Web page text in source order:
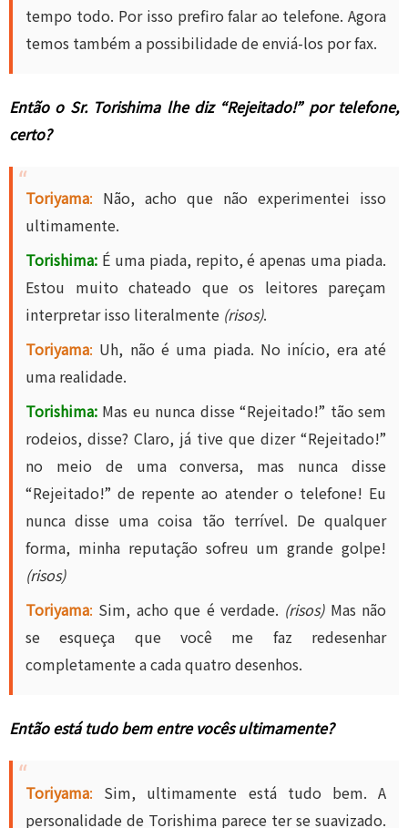
tempo todo. Por isso prefiro falar ao telefone. Agora
temos também a possibilidade de enviá-los por fax.
Então o Sr. Torishima lhe diz “Rejeitado!” por telefone,
certo?
Toriyama: Não, acho que não experimentei isso
ultimamente.
Torishima: É uma piada, repito, é apenas uma piada.
Estou muito chateado que os leitores pareçam
interpretar isso literalmente (risos).
Toriyama: Uh, não é uma piada. No início, era até
uma realidade.
Torishima: Mas eu nunca disse “Rejeitado!” tão sem
rodeios, disse? Claro, já tive que dizer “Rejeitado!”
no meio de uma conversa, mas nunca disse
“Rejeitado!” de repente ao atender o telefone! Eu
nunca disse uma coisa tão terrível. De qualquer
forma, minha reputação sofreu um grande golpe!
(risos)
Toriyama: Sim, acho que é verdade. (risos) Mas não
se esqueça que você me faz redesenhar
completamente a cada quatro desenhos.
Então está tudo bem entre vocês ultimamente?
Toriyama: Sim, ultimamente está tudo bem. A
personalidade de Torishima parece ter se suavizado.